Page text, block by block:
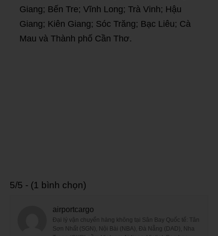
Giang; Bến Tre; Vĩnh Long; Trà Vinh; Hậu
Giang; Kiên Giang; Sóc Trăng; Bạc Liêu; Cà
Mau và Thành phố Cần Thơ.
5/5 - (1 bình chọn)
airportcargo
Đại lý vận chuyển hàng không tại Sân Bay Quốc tế: Tân
Sơn Nhất (SGN), Nội Bài (NBA), Đà Nẵng (DAD), Nha